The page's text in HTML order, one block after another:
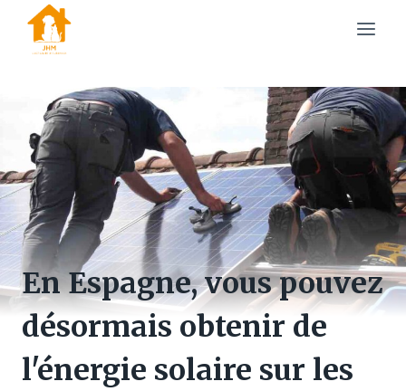
content
En Espagne, vous pouvez
désormais obtenir de
l'énergie solaire sur les